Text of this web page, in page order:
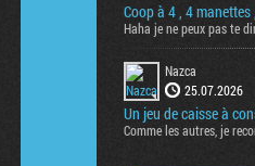
Coop à 4 , 4
Haha je ne peux pas te
Nazca
25.07.2026
Un jeu de caisse à
Comme les autres, je